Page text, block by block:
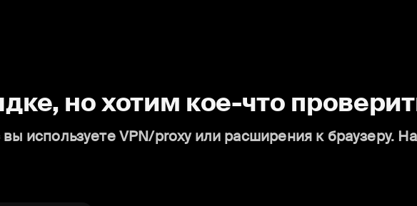
но хотим кое-что
используете VPN/proxy или расширения к браузеру.